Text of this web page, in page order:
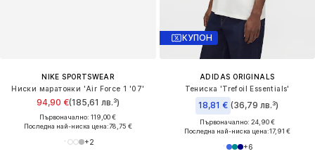
NIKE SPORTSWEAR
Ниски маратонки 'Air Force 1 '07'
94,90 €(185,61 лв.³)
Първоначално: 119,00 €
Последна най-ниска цена:78,75 €
+2
КУПОН
ADIDAS ORIGINALS
Тениска 'Trefoil Essentials'
18,81 € (36,79 лв.³)
Първоначално: 24,90 €
Последна най-ниска цена:17,91 €
+6